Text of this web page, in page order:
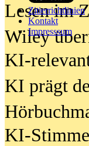
Zitierrichtlinien
Kontakt
Impresssum
Lesen im
Wiley
KI-
KI prägt
KI-